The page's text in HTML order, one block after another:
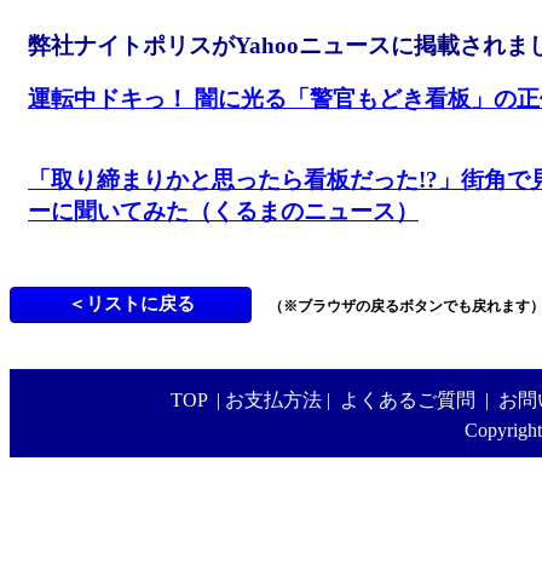
弊社ナイトポリスがYahooニュースに掲載され
運転中ドキっ！ 闇に光る「警官もどき看板」の
「取り締まりかと思ったら看板だった!?」街角
ーに聞いてみた（くるまのニュース）
（※ブラウザの戻るボタンでも戻れます
TOP | お支払方法 | よくあるご質問 | お